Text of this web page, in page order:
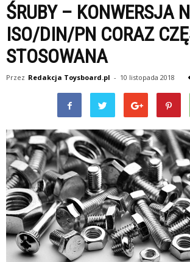
ŚRUBY – KONWERSJA
ISO/DIN/PN CORAZ
STOSOWANA
Przez Redakcja Toysboard.pl - 10 listopada 2018